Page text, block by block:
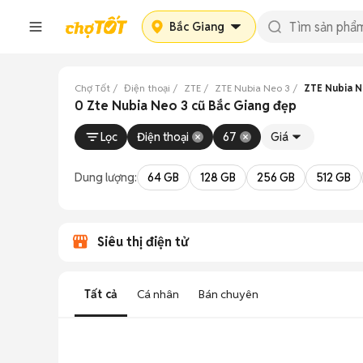
Bắc Giang
Chợ Tốt Điện thoại ZTE ZTE Nubia Neo 3 ZTE Nubia
0 Zte Nubia Neo 3 cũ Bắc Giang đẹp
Lọc Điện thoại 67 Giá
Dung lượng: 64 GB 128 GB 256 GB 512 GB
Siêu thị điện tử
Tất cả Cá nhân Bán chuyên